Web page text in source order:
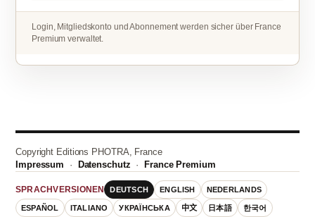
Login, Mitgliedskonto und Abonnement werden sicher über France
Premium verwaltet.
Copyright Editions PHOTRA, France
Impressum · Datenschutz · France Premium
SPRACHVERSIONEN DEUTSCH ENGLISH NEDERLANDS
ESPAÑOL ITALIANO УКРАЇНСЬКА 中文 日本語 한국어